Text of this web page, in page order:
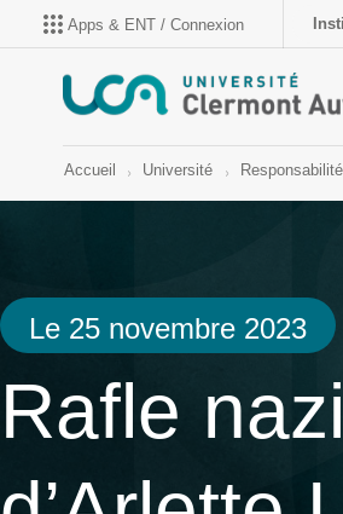
Apps & ENT / Connexion
Accueil Université
Le 25 novembre 2023
Rafle